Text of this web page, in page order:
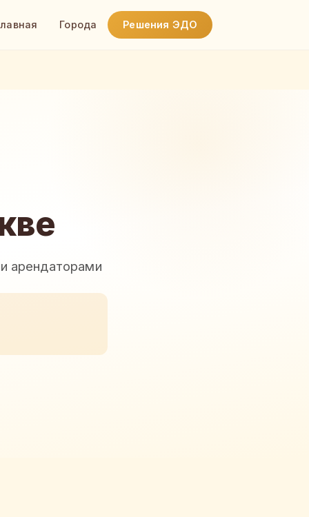
Города Решения ЭДО
арендаторами